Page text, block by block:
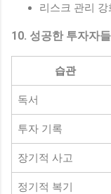
리스크 관리 강
10. 성공한 투자자
습관
독서
투자 기록
장기적 사고
정기적 복기